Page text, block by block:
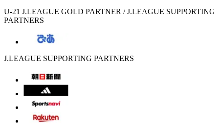
U-21 J.LEAGUE GOLD PARTNER / J.LEAGUE SUPPORTING
PARTNERS
J.LEAGUE SUPPORTING PARTNERS